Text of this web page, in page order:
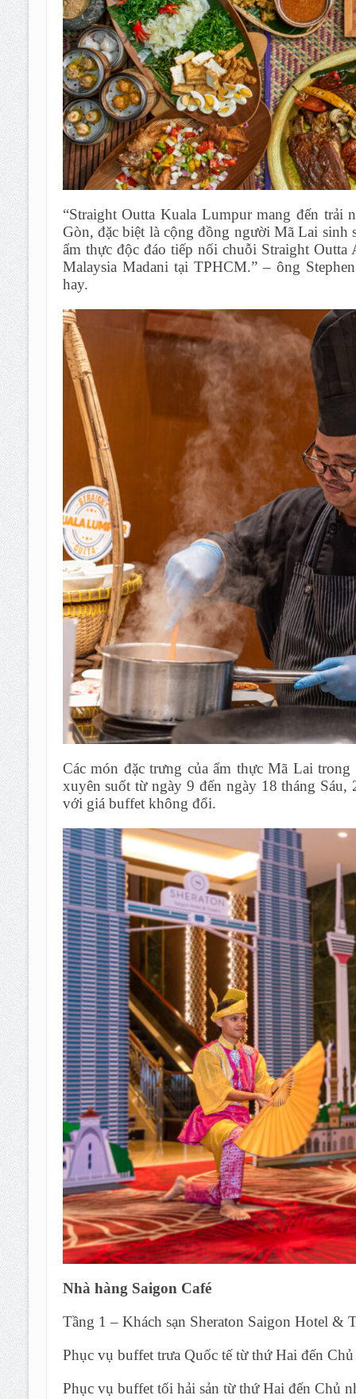
“Straight Outta Kuala Lumpur mang đến
Gòn, đặc biệt là cộng đồng người Mã Lai
ẩm thực độc đáo tiếp nối chuỗi Straight
Malaysia Madani tại TPHCM.” – ông
hay.
Các món đặc trưng của ẩm thực Mã Lai
xuyên suốt từ ngày 9 đến ngày 18 tháng
với giá buffet không đổi.
Nhà hàng Saigon Café
Tầng 1 – Khách sạn Sheraton Saigon Hotel
Phục vụ buffet trưa Quốc tế từ thứ Hai đến
Phục vụ buffet tối hải sản từ thứ Hai đến Chủ